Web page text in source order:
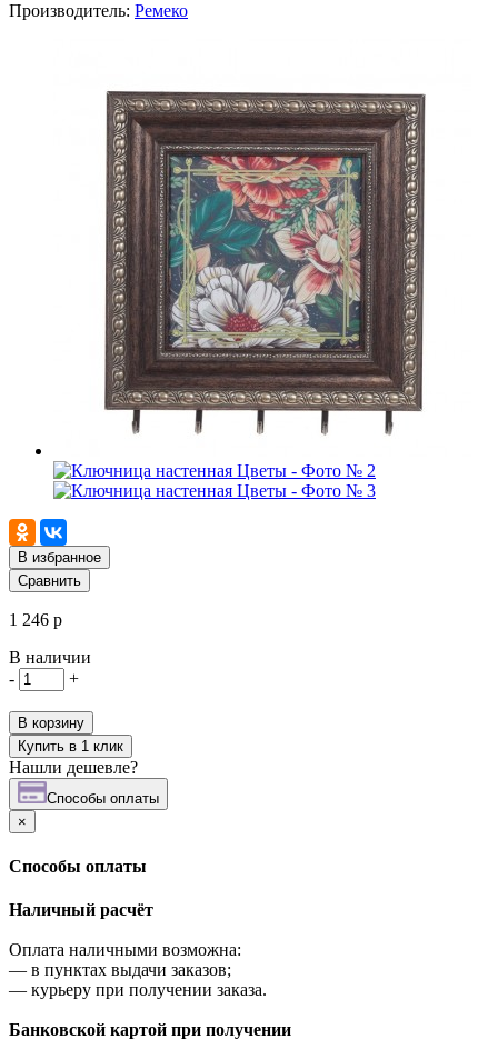
Производитель: Ремеко
В избранное
Сравнить
1 246 р
В наличии
-
+
В корзину
Купить в 1 клик
Нашли дешевле?
Cпособы оплаты
×
Cпособы оплаты
Наличный расчёт
Оплата наличными возможна:
— в пунктах выдачи заказов;
— курьеру при получении заказа.
Банковской картой при получении